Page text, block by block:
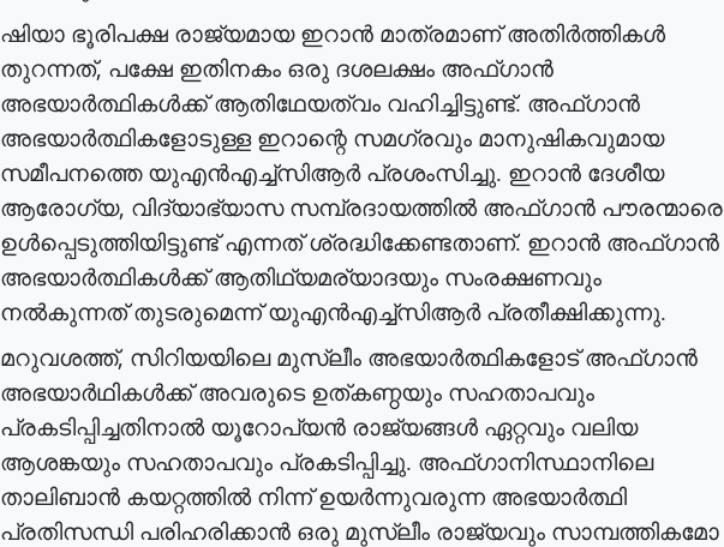
ഷിയാ ഭൂരിപക്ഷ രാജ്യമായ ഇറാൻ മാത്രമാണ് അതിർത്തികൾ
തുറന്നത്, പക്ഷേ ഇതിനകം ഒരു ദശലക്ഷം അഫ്ഗാൻ
അഭയാർത്ഥികൾക്ക് ആതിഥേയത്വം വഹിച്ചിട്ടുണ്ട്. അഫ്ഗാൻ
അഭയാർത്ഥികളോടുള്ള ഇറാന്റെ സമഗ്രവും മാനുഷികവുമായ
സമീപനത്തെ യുഎൻഎച്ച്സിആർ പ്രശംസിച്ചു. ഇറാൻ ദേശീയ
ആരോഗ്യ, വിദ്യാഭ്യാസ സമ്പ്രദായത്തിൽ അഫ്ഗാൻ പൗരന്മാരെ
ഉൾപ്പെടുത്തിയിട്ടുണ്ട് എന്നത് ശ്രദ്ധിക്കേണ്ടതാണ്. ഇറാൻ അഫ്ഗാൻ
അഭയാർത്ഥികൾക്ക് ആതിഥ്യമര്യാദയും സംരക്ഷണവും
നൽകുന്നത് തുടരുമെന്ന് യുഎൻഎച്ച്സിആർ പ്രതീക്ഷിക്കുന്നു.
മറുവശത്ത്, സിറിയയിലെ മുസ്ലീം അഭയാർത്ഥികളോട് അഫ്ഗാൻ
അഭയാർഥികൾക്ക് അവരുടെ ഉത്കണ്ഠയും സഹതാപവും
പ്രകടിപ്പിച്ചതിനാൽ യൂറോപ്യൻ രാജ്യങ്ങൾ ഏറ്റവും വലിയ
ആശങ്കയും സഹതാപവും പ്രകടിപ്പിച്ചു. അഫ്ഗാനിസ്ഥാനിലെ
താലിബാൻ കയറ്റത്തിൽ നിന്ന് ഉയർന്നുവരുന്ന അഭയാർത്ഥി
പ്രതിസന്ധി പരിഹരിക്കാൻ ഒരു മുസ്ലീം രാജ്യവും സാമ്പത്തികമോ